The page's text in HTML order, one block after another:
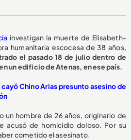
investigan la muerte de Elisabeth-
humanitaria escocesa de 38 años,
el pasado 18 de julio dentro de
un edificio de Atenas, en ese país.
cayó Chino Arias presunto asesino de
un hombre de 26 años, originario de
acusó de homicidio doloso. Por su
cometido el asesinato.